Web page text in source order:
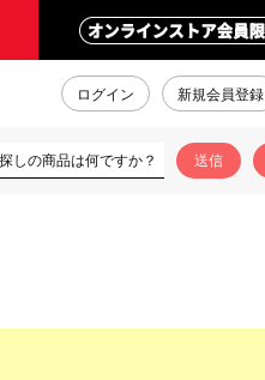
ログイン 新規会員登録